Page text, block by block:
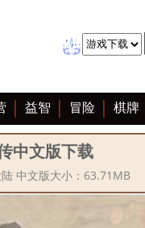
益智 冒险 棋牌
中文版下载
中文版大小：63.71MB